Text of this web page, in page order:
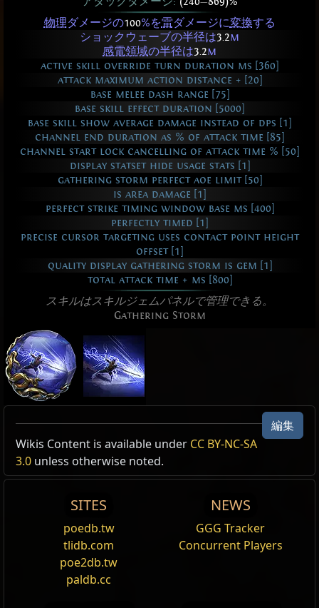
物理ダメージの100%を雷ダメージに変換する
ショックウェーブの半径は3.2m
感電領域の半径は3.2m
active skill override turn duration ms [360]
attack maximum action distance + [20]
base melee dash range [75]
base skill effect duration [5000]
base skill show average damage instead of dps [1]
channel end duration as % of attack time [85]
channel start lock cancelling of attack time % [50]
display statset hide usage stats [1]
gathering storm perfect aoe limit [50]
is area damage [1]
perfect strike timing window base ms [400]
perfectly timed [1]
precise cursor targeting uses contact point height
offset [1]
quality display gathering storm is gem [1]
total attack time + ms [800]
スキルはスキルジェムパネルで管理できる。
Gathering Storm
Active Type: Attack, Channel, Travel,
PerfectTiming, Lightning, Area, Melee,
CreatesGroundEffect, Duration, CannotSpiritStrike
ファイヤーアチューンメント
ダメージを与えるスキルをサポートし、
ダメージ
を上げる獲得
ダメージを低下させる。
名前 Damage%
ライ
編集
Wikis Content is available under CC BY-NC-SA
3.0 unless otherwise noted.
SITES
poedb.tw
tlidb.com
poe2db.tw
paldb.cc
NEWS
GGG Tracker
Concurrent Players